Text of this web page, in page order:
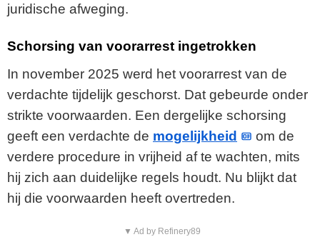
juridische afweging.
Schorsing van voorarrest ingetrokken
In november 2025 werd het voorarrest van de
verdachte tijdelijk geschorst. Dat gebeurde onder
strikte voorwaarden. Een dergelijke schorsing
geeft een verdachte de mogelijkheid
om de
verdere procedure in vrijheid af te wachten, mits
hij zich aan duidelijke regels houdt. Nu blijkt dat
hij die voorwaarden heeft overtreden.
▼ Ad by Refinery89